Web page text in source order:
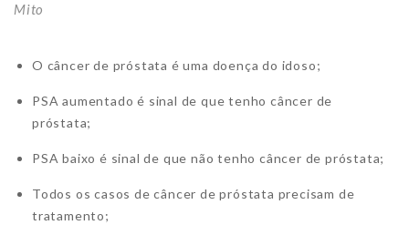
Mito
O câncer de próstata é uma doença do idoso;
PSA aumentado é sinal de que tenho câncer de
próstata;
PSA baixo é sinal de que não tenho câncer de próstata;
Todos os casos de câncer de próstata precisam de
tratamento;